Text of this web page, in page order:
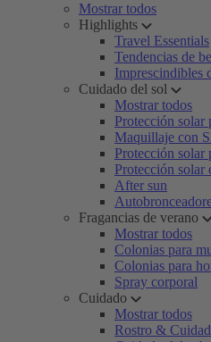
Mostrar todos
Highlights
Travel Essentials
Tendencias de
Imprescindibles
Cuidado del sol
Mostrar todos
Protección solar
Maquillaje con
Protección solar
Protección solar
After sun
Fragancias de verano
Mostrar todos
Colonias para
Colonias para
Spray corporal
Cuidado
Mostrar todos
Rostro &